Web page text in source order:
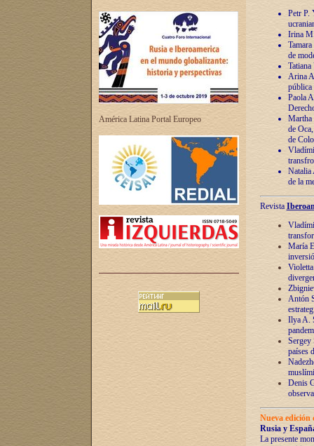
América Latina Portal Europeo
Petr P.
Irina
de
Arina
pública
Paola
Martha
de
de
Natalia
de la
Revista
María
Antón
Ilya A.
Sergey
países
Denis
Nueva
Rusia y
La presente